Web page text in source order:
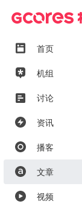
首页
机组
讨论
资讯
播客
文章
视频